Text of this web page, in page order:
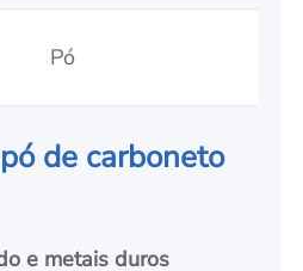
Pó
de carboneto
e metais duros